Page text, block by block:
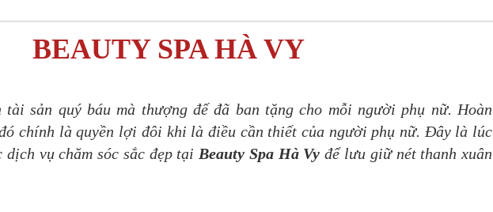
BEAUTY SPA HÀ VY
tài sản quý báu mà thượng đế đã ban tặng cho mỗi người phụ nữ. Hoàn
chính là quyền lợi đôi khi là điều cần thiết của người phụ nữ. Đây là lúc
vụ chăm sóc sắc đẹp tại Beauty Spa Hà Vyđể lưu giữ nét thanh xuân